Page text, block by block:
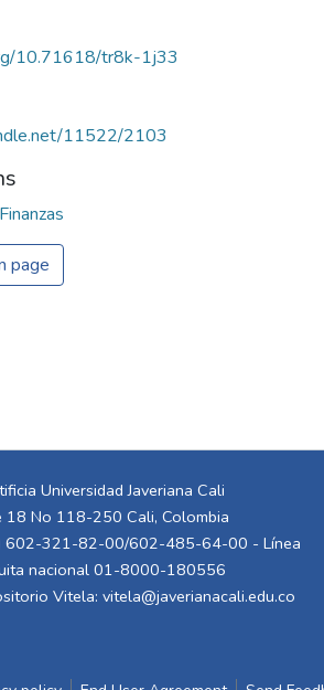
10.71618/tr8k-1j33
11522/2103
page
Universidad Javeriana Cali
18 No 118-250 Cali, Colombia
602-321-82-00/602-485-64-00 - Línea
nacional 01-8000-180556
Vitela: vitela@javerianacali.edu.co